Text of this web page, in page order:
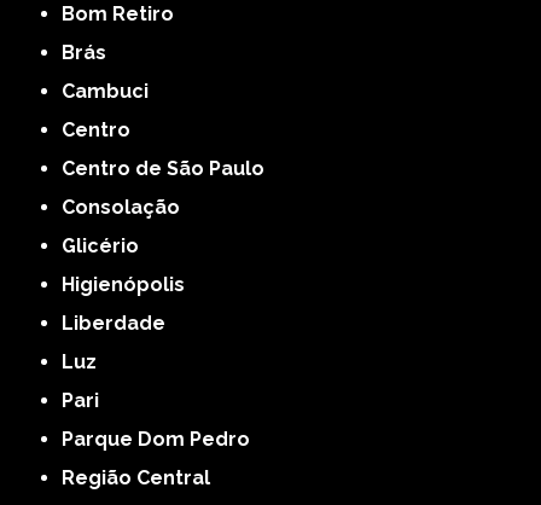
Bom Retiro
Brás
Cambuci
Centro
Centro de São Paulo
Consolação
Glicério
Higienópolis
Liberdade
Luz
Pari
Parque Dom Pedro
Região Central